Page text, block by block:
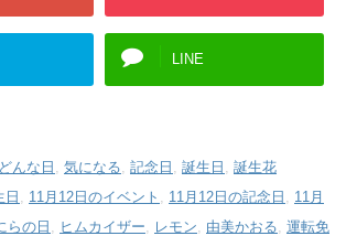
LINE
んな日 気になる 記念日 誕生日
誕生花
日 11月12日のイベント 11月12日の記念日
11月
らの日 ヒムカイザー レモン 由美かおる 運転免